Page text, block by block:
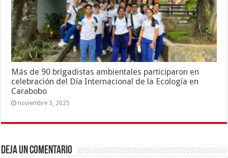
Más de 90 brigadistas ambientales participaron en
celebración del Día Internacional de la Ecología en
Carabobo
noviembre 3, 2025
Deja un comentario